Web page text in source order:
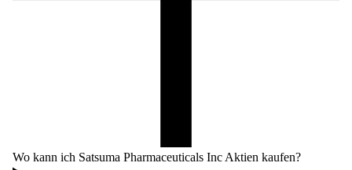
Wo kann ich Satsuma Pharmaceuticals Inc Aktien kaufen?